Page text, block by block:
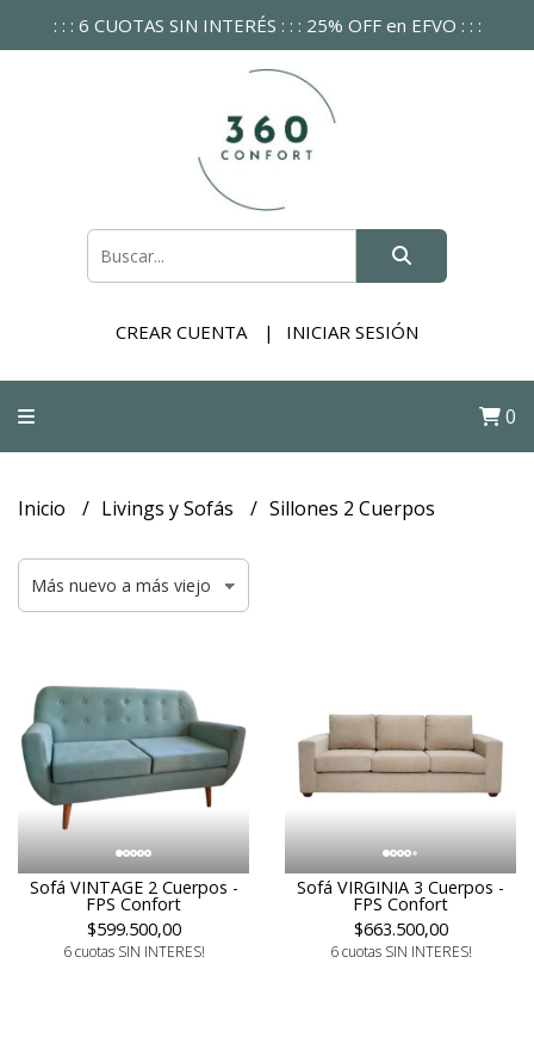
: : : 6 CUOTAS SIN INTERÉS : : : 25% OFF en EFVO : : :
CREAR CUENTA INICIAR SESIÓN
0
Inicio Livings y Sofás Sillones 2 Cuerpos
Sofá VINTAGE 2 Cuerpos -
FPS Confort
$599.500,00
6 cuotas SIN INTERES!
Sofá VIRGINIA 3 Cuerpos -
FPS Confort
$663.500,00
6 cuotas SIN INTERES!